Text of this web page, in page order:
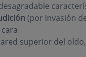
(por invasión
superior del